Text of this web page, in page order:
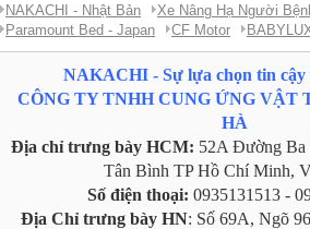
NAKACHI - Nhật Bản
Xe Nâng Hạ Người
Paramount Bed - Japan
CF Motor
NAKACHI - Sự lựa chọn tin cậy
CÔNG TY TNHH CUNG ỨNG VẬT
HÀ
Địa chỉ trưng bày HCM: 52A Đường Ba
Tân Bình TP Hồ Chí Minh,
Số điện thoại: 0935131513 -
Địa Chỉ trưng bày HN: Số 69A, Ngõ